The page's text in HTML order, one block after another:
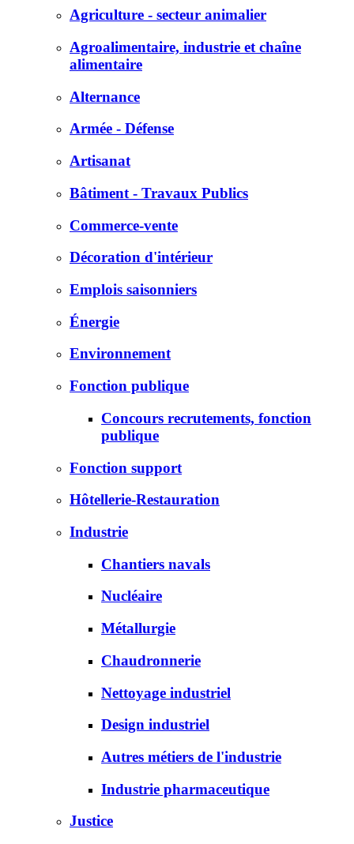
Agriculture - secteur animalier
Agroalimentaire, industrie et chaîne
alimentaire
Alternance
Armée - Défense
Artisanat
Bâtiment - Travaux Publics
Commerce-vente
Décoration d'intérieur
Emplois saisonniers
Énergie
Environnement
Fonction publique
Concours recrutements, fonction
publique
Fonction support
Hôtellerie-Restauration
Industrie
Chantiers navals
Nucléaire
Métallurgie
Chaudronnerie
Nettoyage industriel
Design industriel
Autres métiers de l'industrie
Industrie pharmaceutique
Justice